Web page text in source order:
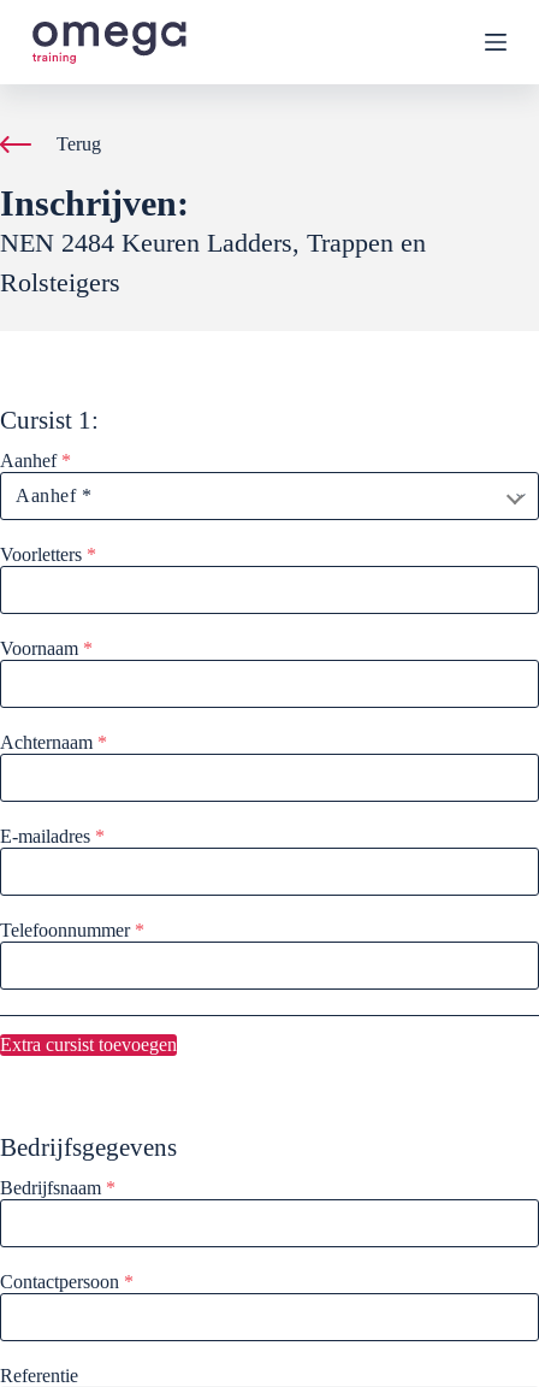
G
a
d
i
n
h
u
Terug
Inschrijven:
NEN 2484 Keuren Ladders, Trappen en
Rolsteigers
Cursist 1:
Aanhef *
Voorletters *
Voornaam *
Achternaam *
E-mailadres *
Telefoonnummer *
Extra cursist toevoegen
Bedrijfsgegevens
Bedrijfsnaam *
Contactpersoon *
Referentie